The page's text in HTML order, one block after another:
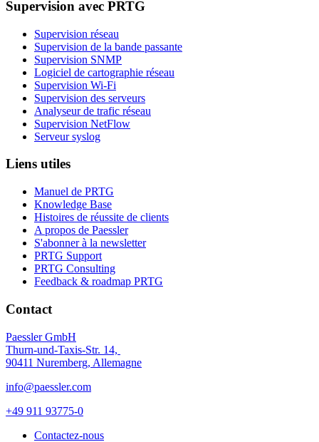
Supervision avec PRTG
Supervision réseau
Supervision de la bande passante
Supervision SNMP
Logiciel de cartographie réseau
Supervision Wi-Fi
Supervision des serveurs
Analyseur de trafic réseau
Supervision NetFlow
Serveur syslog
Liens utiles
Manuel de PRTG
Knowledge Base
Histoires de réussite de clients
A propos de Paessler
S'abonner à la newsletter
PRTG Support
PRTG Consulting
Feedback & roadmap PRTG
Contact
Paessler GmbH
Thurn-und-Taxis-Str. 14,
90411 Nuremberg, Allemagne
info@paessler.com
+49 911 93775-0
Contactez-nous